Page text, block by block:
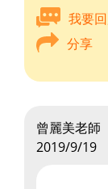
我要
分享
曾麗美老師
2019/9/19